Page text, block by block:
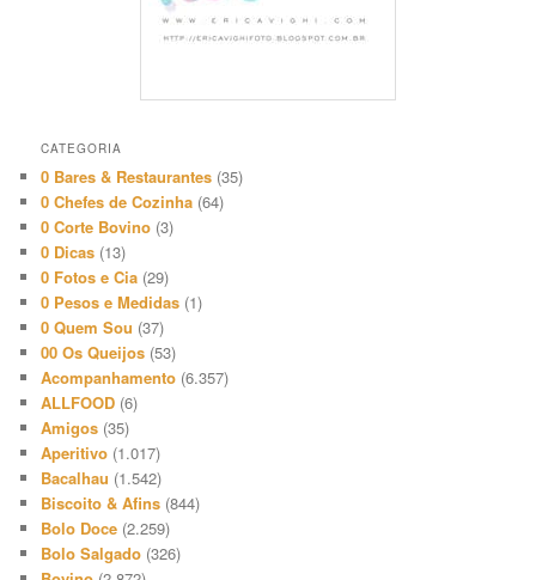
CATEGORIA
0 Bares & Restaurantes (35)
0 Chefes de Cozinha (64)
0 Corte Bovino (3)
0 Dicas (13)
0 Fotos e Cia (29)
0 Pesos e Medidas (1)
0 Quem Sou (37)
00 Os Queijos (53)
Acompanhamento (6.357)
ALLFOOD (6)
Amigos (35)
Aperitivo (1.017)
Bacalhau (1.542)
Biscoito & Afins (844)
Bolo Doce (2.259)
Bolo Salgado (326)